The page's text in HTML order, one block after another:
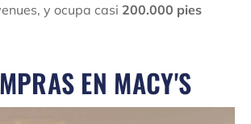
y ocupa casi 200.000 pies
EN MACY'S